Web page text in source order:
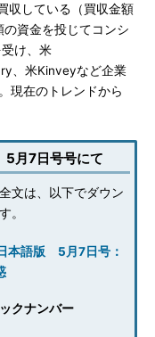
収している（買収金額
資金を投じてコンシ
け、米
、米Kinveyなど企業
現在のトレンドから
月7日号号にて
文は、以下でダウン
。
本語版 5月7日号：
クナンバー